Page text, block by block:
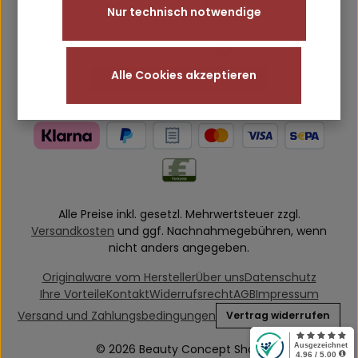
Alle Preise inkl. gesetzl. Mehrwertsteuer zzgl.
Versandkosten und ggf. Nachnahmegebühren, wenn
nicht anders angegeben.
© 2026 Beauty Concept Shop
Originalware vom HerstellerÜber unsDatenschutz
Ihre VorteileKontaktWiderrufsrechtAGBImpressum
Versand und Zahlungsbedingungen
Vertrag widerrufen
Nur technisch notwendige
Alle Cookies akzeptieren